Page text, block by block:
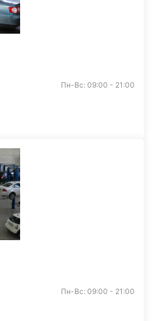
Пн-Вс: 09:00 - 21:00
Пн-Вс: 09:00 - 21:00